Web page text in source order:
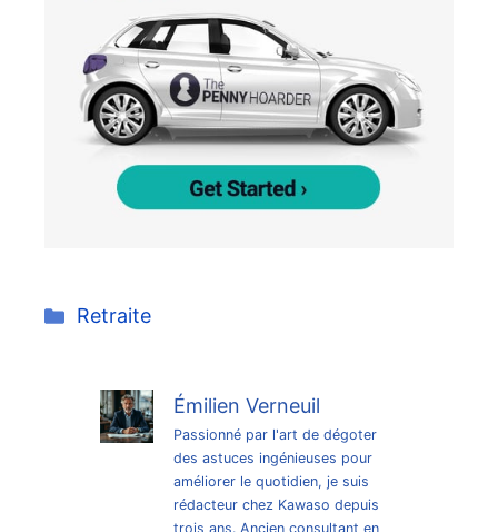
Catégories
Retraite
Émilien Verneuil
Passionné par l'art de dégoter
des astuces ingénieuses pour
améliorer le quotidien, je suis
rédacteur chez Kawaso depuis
trois ans. Ancien consultant en